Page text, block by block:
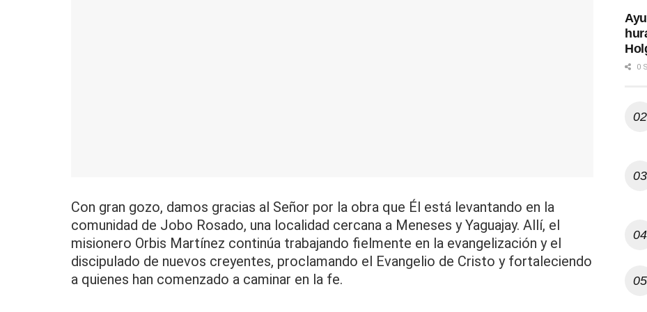
Con gran gozo, damos gracias al Señor por la obra que Él está levantando en la
comunidad de Jobo Rosado, una localidad cercana a Meneses y Yaguajay. Allí, el
misionero Orbis Martínez continúa trabajando fielmente en la evangelización y el
discipulado de nuevos creyentes, proclamando el Evangelio de Cristo y fortaleciendo
a quienes han comenzado a caminar en la fe.
0